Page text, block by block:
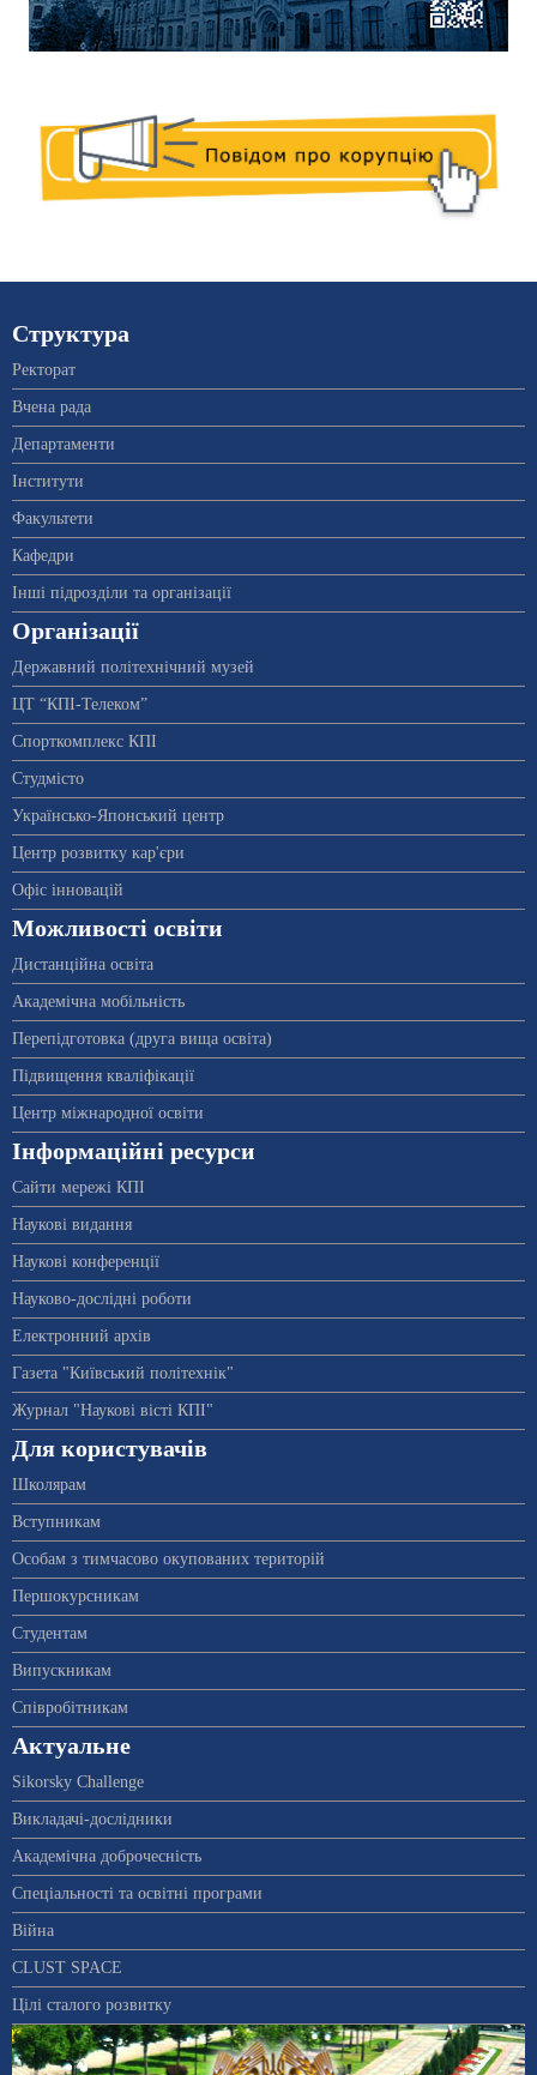
Структура
Ректорат
Вчена рада
Департаменти
Інститути
Факультети
Кафедри
Інші підрозділи та організації
Організації
Державний політехнічний музей
ЦТ “КПІ-Телеком”
Спорткомплекс КПІ
Студмісто
Українсько-Японський центр
Центр розвитку кар'єри
Офіс інновацій
Можливості освіти
Дистанційна освіта
Академічна мобільність
Перепідготовка (друга вища освіта)
Підвищення кваліфікації
Центр міжнародної освіти
Інформаційні ресурси
Сайти мережі КПІ
Наукові видання
Наукові конференції
Науково-дослідні роботи
Електронний архів
Газета "Київський політехнік"
Журнал "Наукові вісті КПІ"
Для користувачів
Школярам
Вступникам
Особам з тимчасово окупованих територій
Першокурсникам
Студентам
Випускникам
Співробітникам
Актуальне
Sikorsky Challenge
Викладачі-дослідники
Академічна доброчесність
Спеціальності та освітні програми
Війна
CLUST SPACE
Цілі сталого розвитку